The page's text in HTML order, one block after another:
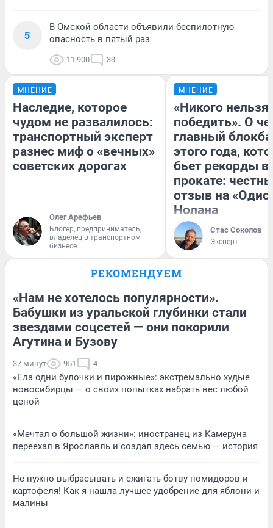
5
В Омской области объявили беспилотную
опасность в пятый раз
11 900 33
МНЕНИЕ
Наследие, которое
чудом не развалилось:
транспортный эксперт
разнес миф о «вечных»
советских дорогах
Олег Арефьев
Блогер, предприниматель,
владелец в транспортном
бизнесе
МНЕНИЕ
«Никого нельзя
победить». О
главный
этого года,
бьет рекорды в
прокате:
отзыв на
Нолана
Стас Соколов
Эксперт
РЕКОМЕНДУЕМ
«Нам не хотелось популярности».
Бабушки из уральской глубинки стали
звездами соцсетей — они покорили
Агутина и Бузову
37 минут 951 4
«Ела одни булочки и пирожные»: экстремально худые
новосибирцы — о своих попытках набрать вес любой
ценой
«Мечтал о большой жизни»: иностранец из Камеруна
переехал в Ярославль и создал здесь семью — история
Не нужно выбрасывать и сжигать ботву помидоров и
картофеля! Как я нашла лучшее удобрение для яблони и
малины